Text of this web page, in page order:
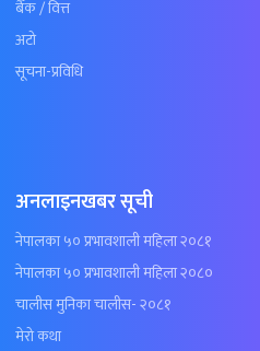
बैँक / वित्त
अटो
सूचना-प्रविधि
अनलाइनखबर सूची
नेपालका ५० प्रभावशाली महिला २०८१
नेपालका ५० प्रभावशाली महिला २०८०
चालीस मुनिका चालीस- २०८१
मेरो कथा